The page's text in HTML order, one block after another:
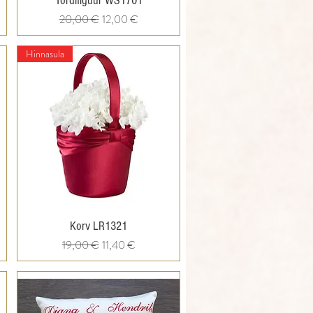
Regular Price
20,00 €Sale Price
12,00 €
Quick View
Hinnasula
Korv LR1321
Regular Price
19,00 €Sale Price
11,40 €